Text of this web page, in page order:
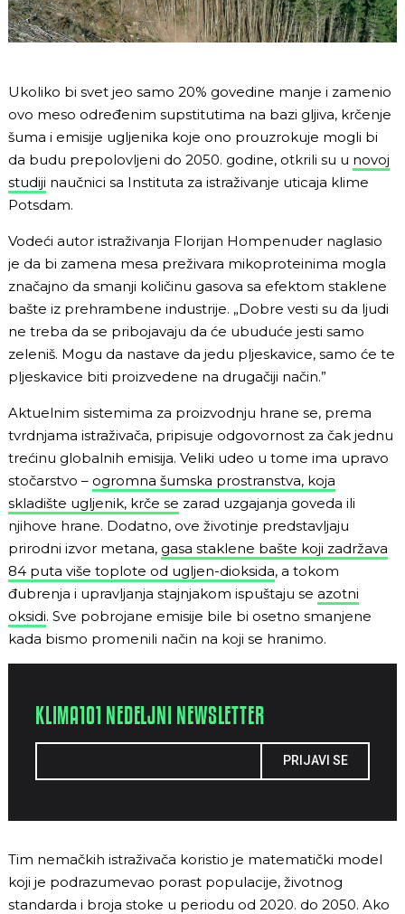
Ukoliko bi svet jeo samo 20% govedine manje i zamenio
ovo meso određenim supstitutima na bazi gljiva, krčenje
šuma i emisije ugljenika koje ono prouzrokuje mogli bi
da budu prepolovljeni do 2050. godine, otkrili su u novoj
studiji naučnici sa Instituta za istraživanje uticaja klime
Potsdam.
Vodeći autor istraživanja Florijan Hompenuder naglasio
je da bi zamena mesa preživara mikoproteinima mogla
značajno da smanji količinu gasova sa efektom staklene
bašte iz prehrambene industrije. „Dobre vesti su da ljudi
ne treba da se pribojavaju da će ubuduće jesti samo
zeleniš. Mogu da nastave da jedu pljeskavice, samo će te
pljeskavice biti proizvedene na drugačiji način.”
Aktuelnim sistemima za proizvodnju hrane se, prema
tvrdnjama istraživača, pripisuje odgovornost za čak jednu
trećinu globalnih emisija. Veliki udeo u tome ima upravo
stočarstvo – ogromna šumska prostranstva, koja
skladište ugljenik, krče se zarad uzgajanja goveda ili
njihove hrane. Dodatno, ove životinje predstavljaju
prirodni izvor metana, gasa staklene bašte koji zadržava
84 puta više toplote od ugljen-dioksida, a tokom
đubrenja i upravljanja stajnjakom ispuštaju se azotni
oksidi. Sve pobrojane emisije bile bi osetno smanjene
kada bismo promenili način na koji se hranimo.
KLIMA101 NEDELJNI NEWSLETTER
PRIJAVI SE
Tim nemačkih istraživača koristio je matematički model
koji je podrazumevao porast populacije, životnog
standarda i broja stoke u periodu od 2020. do 2050. Ako